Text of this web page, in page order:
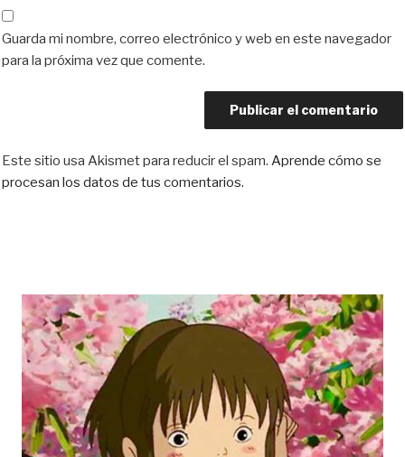
Guarda mi nombre, correo electrónico y web en este navegador
para la próxima vez que comente.
Este sitio usa Akismet para reducir el spam. Aprende cómo se
procesan los datos de tus comentarios.